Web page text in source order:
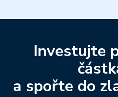
Investujte
a spořte do